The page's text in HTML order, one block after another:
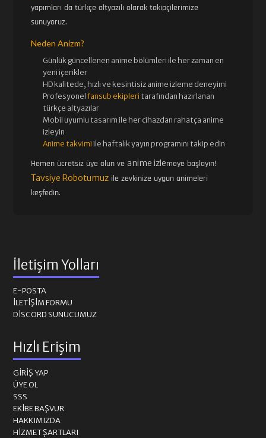
yapımları da türkçe altyazılı olarak takipçilerimize
sunuyoruz.
Neden Anizm?
Günlük güncellenen anime bölümleri ile her zaman en
yeni içerikler
HD kalitede, hızlı ve kesintisiz anime izleme deneyimi
Profesyonelfansub ekipleri tarafından hazırlanan
türkçe altyazılar
Mobil uyumlu tasarım ile her cihazdan rahatça anime
izleyin
Anime takvimi ile haftalık yayın programını takip edin
Hemen ücretsiz üye olun ve anime izlemeye başlayın!
Tavsiye Robotumuz ile zevkinize uygun animeleri
keşfedin.
İletişim Yolları
E-POSTA
İLETIŞIM FORMU
DISCORD SUNUCUMUZ
Hızlı Erişim
GIRIŞ YAP
ÜYE OL
SSS
EKIBE BAŞVUR
HAKKIMIZDA
HIZMET ŞARTLARI